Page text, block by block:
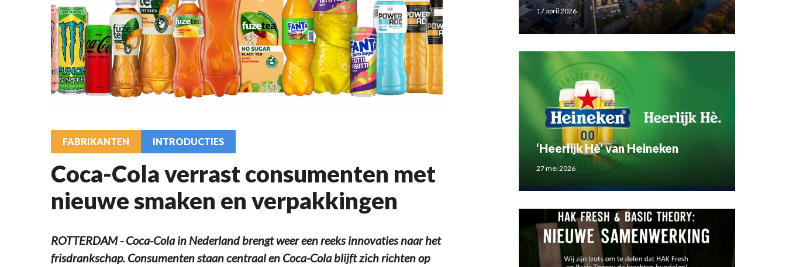
FABRIKANTEN INTRODUCTIES
Coca-Cola verrast consumenten met
nieuwe smaken en verpakkingen
ROTTERDAM - Coca-Cola in Nederland brengt weer een reeks innovaties naar het
frisdrankschap. Consumenten staan centraal en Coca-Cola blijft zich richten op
17 april 2026
‘Heerlijk Hè’ van Heineken
27 mei 2026